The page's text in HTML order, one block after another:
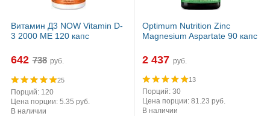
Витамин Д3 NOW Vitamin D-
3 2000 МЕ 120 капс
642 руб.
25
Порций: 120
Цена порции: 5.35 руб.
В наличии
Optimum Nutrition Zinc
Magnesium Aspartate 90 капс
2 437 руб.
13
Порций: 30
Цена порции: 81.23 руб.
В наличии